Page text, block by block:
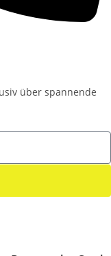
über spannende